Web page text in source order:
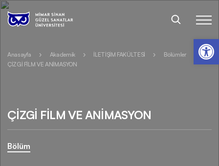
Anasayfa Akademik İLETİŞİM FAKÜLTESİ
Bölümler
ÇİZGİ FİLM VE ANİMASYON
ÇİZGİ FİLM VE ANİMASYON
Bölüm